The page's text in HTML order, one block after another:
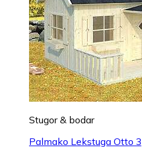
Stugor & bodar
Palmako Lekstuga Otto